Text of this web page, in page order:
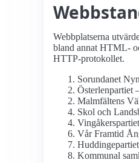
Webbplatserna
bland annat HTML-
HTTP-protokollet.
Sorundanet
Österlenpartiet
Malmfältens
Skol och
Vår Framtid
Kommunal